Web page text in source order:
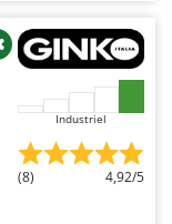
Industriel
(8) 4,92/5